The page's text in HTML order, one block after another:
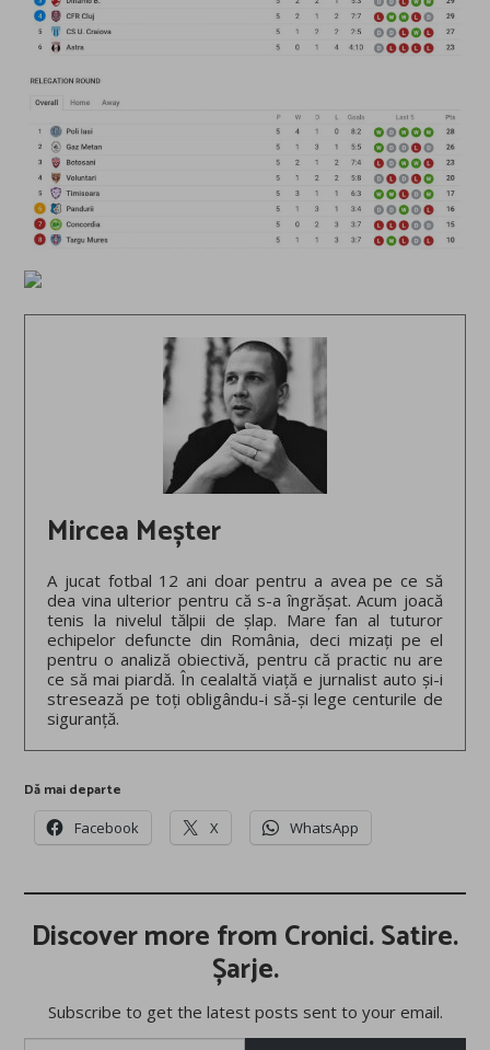
Mircea Meșter
A jucat fotbal 12 ani doar pentru a avea pe ce să
dea vina ulterior pentru că s-a îngrășat. Acum joacă
tenis la nivelul tălpii de șlap. Mare fan al tuturor
echipelor defuncte din România, deci mizați pe el
pentru o analiză obiectivă, pentru că practic nu are
ce să mai piardă. În cealaltă viață e jurnalist auto și-i
stresează pe toți obligându-i să-și lege centurile de
siguranță.
Dă mai departe
Facebook X WhatsApp
Discover more from Cronici. Satire.
Șarje.
Subscribe to get the latest posts sent to your email.